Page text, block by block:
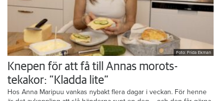
Foto: Frida Ekman
Knepen för att få till Annas morots-
tekakor: ”Kladda lite”
Hos Anna Maripuu vankas nybakt flera dagar i veckan. För henne